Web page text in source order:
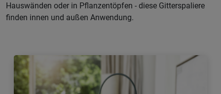
Hauswänden oder in Pflanzentöpfen - diese Gitterspaliere
finden innen und außen Anwendung.